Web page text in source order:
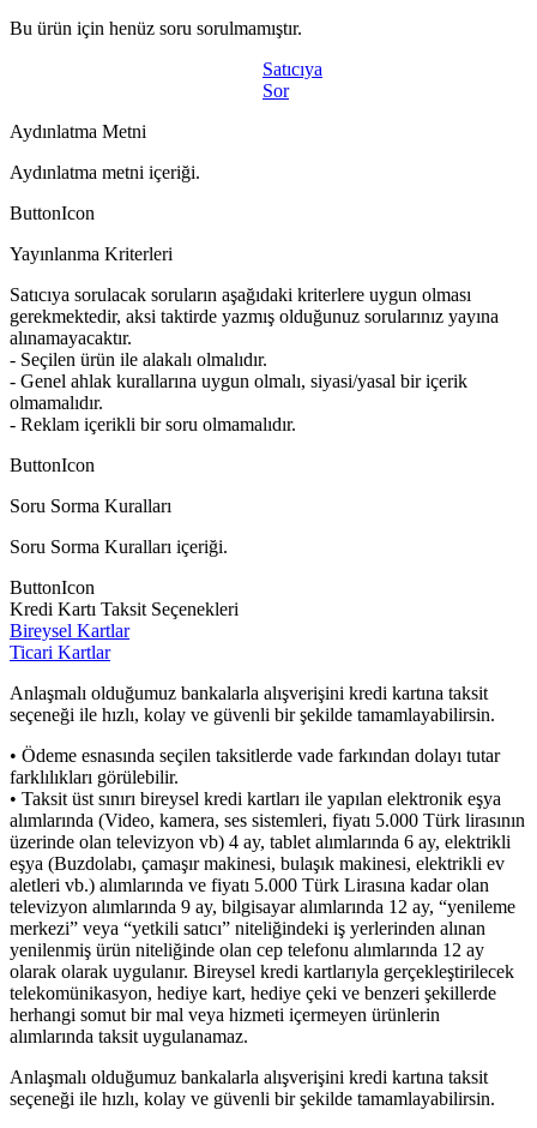
Bu ürün için henüz soru sorulmamıştır.
Satıcıya
Sor
Aydınlatma Metni
Aydınlatma metni içeriği.
ButtonIcon
Yayınlanma Kriterleri
Satıcıya sorulacak soruların aşağıdaki kriterlere uygun olması
gerekmektedir, aksi taktirde yazmış olduğunuz sorularınız yayına
alınamayacaktır.
- Seçilen ürün ile alakalı olmalıdır.
- Genel ahlak kurallarına uygun olmalı, siyasi/yasal bir içerik
olmamalıdır.
- Reklam içerikli bir soru olmamalıdır.
ButtonIcon
Soru Sorma Kuralları
Soru Sorma Kuralları içeriği.
ButtonIcon
Kredi Kartı Taksit Seçenekleri
Bireysel Kartlar
Ticari Kartlar
Anlaşmalı olduğumuz bankalarla alışverişini kredi kartına taksit
seçeneği ile hızlı, kolay ve güvenli bir şekilde tamamlayabilirsin.
• Ödeme esnasında seçilen taksitlerde vade farkından dolayı tutar
farklılıkları görülebilir.
• Taksit üst sınırı bireysel kredi kartları ile yapılan elektronik eşya
alımlarında (Video, kamera, ses sistemleri, fiyatı 5.000 Türk lirasının
üzerinde olan televizyon vb) 4 ay, tablet alımlarında 6 ay, elektrikli
eşya (Buzdolabı, çamaşır makinesi, bulaşık makinesi, elektrikli ev
aletleri vb.) alımlarında ve fiyatı 5.000 Türk Lirasına kadar olan
televizyon alımlarında 9 ay, bilgisayar alımlarında 12 ay, “yenileme
merkezi” veya “yetkili satıcı” niteliğindeki iş yerlerinden alınan
yenilenmiş ürün niteliğinde olan cep telefonu alımlarında 12 ay
olarak olarak uygulanır. Bireysel kredi kartlarıyla gerçekleştirilecek
telekomünikasyon, hediye kart, hediye çeki ve benzeri şekillerde
herhangi somut bir mal veya hizmeti içermeyen ürünlerin
alımlarında taksit uygulanamaz.
Anlaşmalı olduğumuz bankalarla alışverişini kredi kartına taksit
seçeneği ile hızlı, kolay ve güvenli bir şekilde tamamlayabilirsin.